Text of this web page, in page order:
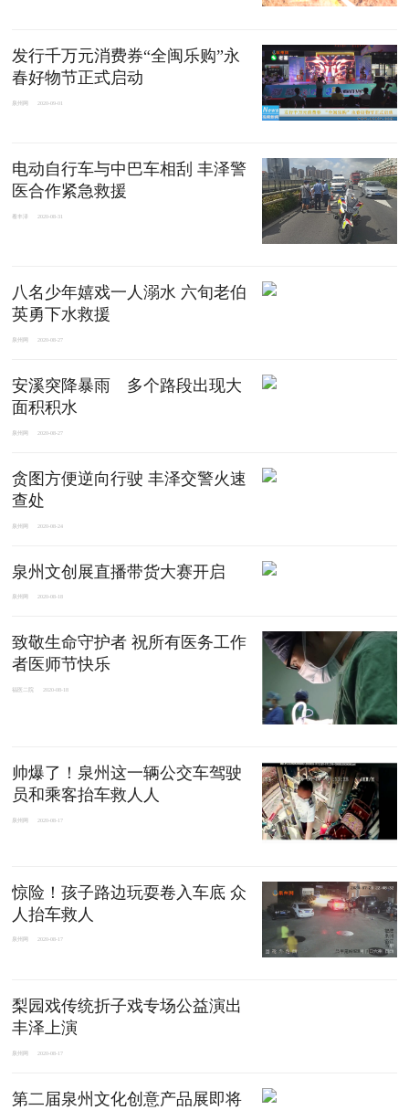
发行千万元消费券“全闽乐购”永
春好物节正式启动
泉州网 2020-09-01
电动自行车与中巴车相刮 丰泽警
医合作紧急救援
看丰泽 2020-08-31
八名少年嬉戏一人溺水 六旬老伯
英勇下水救援
泉州网 2020-08-27
安溪突降暴雨 多个路段出现大
面积积水
泉州网 2020-08-27
贪图方便逆向行驶 丰泽交警火速
查处
泉州网 2020-08-24
泉州文创展直播带货大赛开启
泉州网 2020-08-18
致敬生命守护者 祝所有医务工作
者医师节快乐
福医二院 2020-08-18
帅爆了！泉州这一辆公交车驾驶
员和乘客抬车救人人
泉州网 2020-08-17
惊险！孩子路边玩耍卷入车底 众
人抬车救人
泉州网 2020-08-17
梨园戏传统折子戏专场公益演出
丰泽上演
泉州网 2020-08-17
第二届泉州文化创意产品展即将